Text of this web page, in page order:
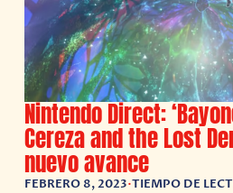
Nintendo Direct:
Cereza and the Lost
nuevo avance
FEBRERO 8, 2023•TIEMPO DE